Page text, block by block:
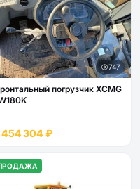
747
погрузчик XCMG
454 304 ₽